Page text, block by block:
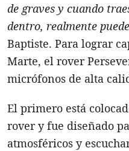
de graves y cuando
dentro, realmente
Baptiste. Para lograr
Marte, el rover
micrófonos de alta
El primero está
rover y fue diseñado
atmosféricos y